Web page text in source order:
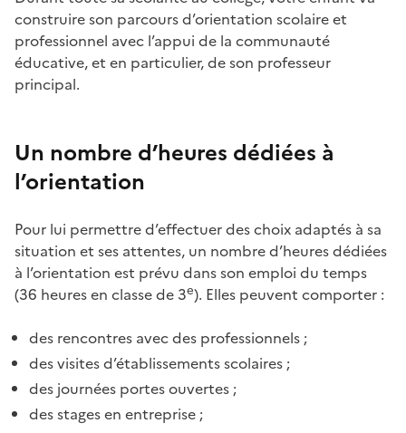
construire son parcours d’orientation scolaire et
professionnel avec l’appui de la communauté
éducative, et en particulier, de son professeur
principal.
Un nombre d’heures dédiées à
l’orientation
Pour lui permettre d’effectuer des choix adaptés à sa
situation et ses attentes, un nombre d’heures dédiées
à l’orientation est prévu dans son emploi du temps
(36 heures en classe de 3e). Elles peuvent comporter :
des rencontres avec des professionnels ;
des visites d’établissements scolaires ;
des journées portes ouvertes ;
des stages en entreprise ;